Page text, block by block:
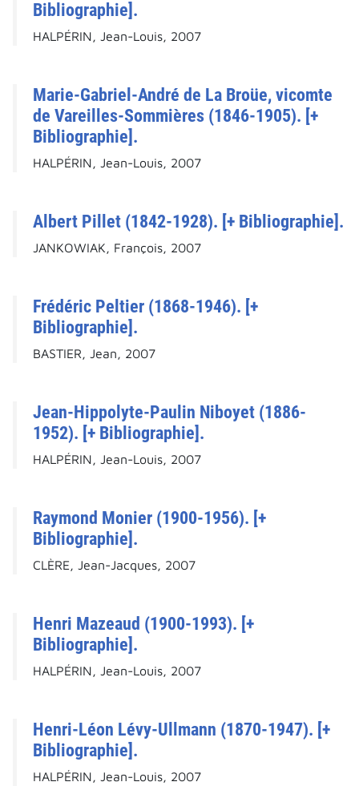
Bibliographie].
HALPÉRIN, Jean-Louis, 2007
Marie-Gabriel-André de La Broüe, vicomte
de Vareilles-Sommières (1846-1905). [+
Bibliographie].
HALPÉRIN, Jean-Louis, 2007
Albert Pillet (1842-1928). [+ Bibliographie].
JANKOWIAK, François, 2007
Frédéric Peltier (1868-1946). [+
Bibliographie].
BASTIER, Jean, 2007
Jean-Hippolyte-Paulin Niboyet (1886-
1952). [+ Bibliographie].
HALPÉRIN, Jean-Louis, 2007
Raymond Monier (1900-1956). [+
Bibliographie].
CLÈRE, Jean-Jacques, 2007
Henri Mazeaud (1900-1993). [+
Bibliographie].
HALPÉRIN, Jean-Louis, 2007
Henri-Léon Lévy-Ullmann (1870-1947). [+
Bibliographie].
HALPÉRIN, Jean-Louis, 2007